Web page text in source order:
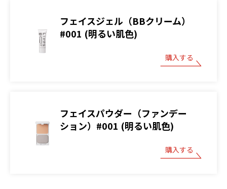
フェイスジェル（BBクリーム）
#001 (明るい肌色)
購入する
フェイスパウダー（ファンデー
ション）#001 (明るい肌色)
購入する